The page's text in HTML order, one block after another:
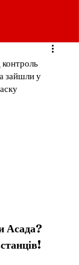
контроль
зайшли у
Асада?